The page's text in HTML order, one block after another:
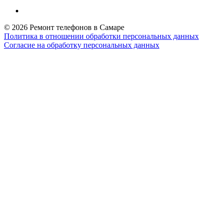
© 2026 Ремонт телефонов в Самаре
Политика в отношении обработки персональных данных
Согласие на обработку персональных данных